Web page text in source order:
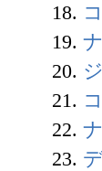
18.
19.
20.
21.
22.
23.